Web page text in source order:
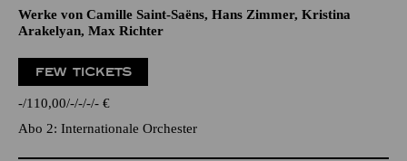
Werke von Camille Saint-Saëns, Hans Zimmer, Kristina
Arakelyan, Max Richter
FEW TICKETS
- 110,00 - - - - €
Abo 2: Internationale Orchester